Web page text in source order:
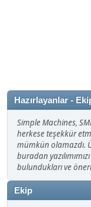
Hazırlayanlar -
Simple Machines,
herkese teşekkür
mümkün olamazdı.
buradan
bulundukları ve
Ekip